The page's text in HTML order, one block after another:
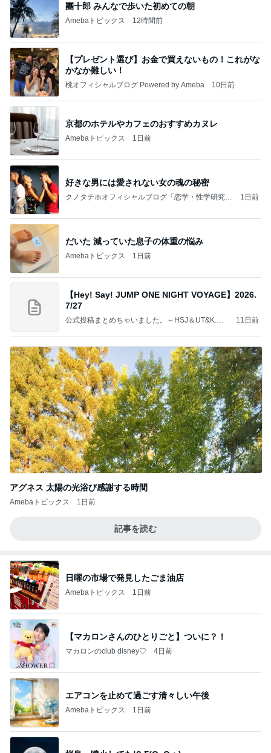
團十郎 みんなで歩いた初めての朝
Amebaトピックス 12時間前
【プレゼント選び】お金で買えないもの！これがな
かなか難しい！
桃オフィシャルブログ Powered by Ameba 10日前
京都のホテルやカフェのおすすめカヌレ
Amebaトピックス 1日前
好きな男には愛されない女の魂の秘密
クノタチホオフィシャルブログ「恋学・性学研究
1日前
だいた 減っていた息子の体重の悩み
Amebaトピックス 1日前
【Hey! Say! JUMP ONE NIGHT VOYAGE】2026.
7/27
公式投稿まとめちゃいました。～HSJ＆UT&K.O.
11日前
アグネス 太陽の光浴び感謝する時間
Amebaトピックス 1日前
記事を読む
日曜の市場で発見したごま油店
Amebaトピックス 1日前
【マカロンさんのひとりごと】ついに？！
マカロンのclub disney♡ 4日前
エアコンを止めて過ごす清々しい午後
Amebaトピックス 1日前